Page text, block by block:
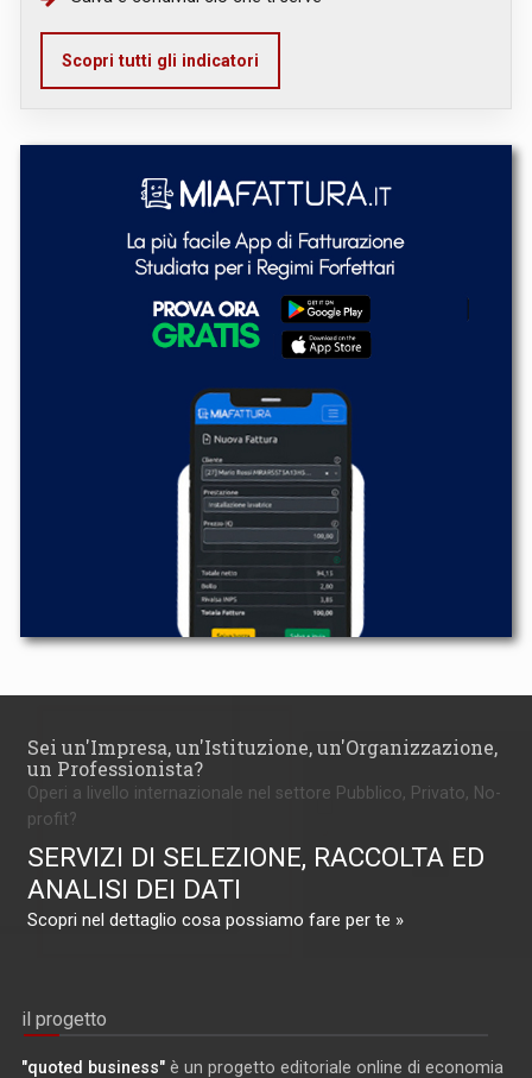
Scopri tutti gli indicatori
Sei un'Impresa, un'Istituzione, un'Organizzazione,
un Professionista?
Operi a livello internazionale nel settore Pubblico, Privato, No-
profit?
SERVIZI DI SELEZIONE, RACCOLTA ED
ANALISI DEI DATI
Scopri nel dettaglio cosa possiamo fare per te »
il progetto
"quoted business" è un progetto editoriale online di economia